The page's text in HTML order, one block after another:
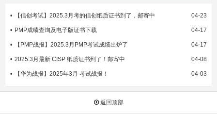
【信创考试】2025.3月考的信创纸质证书到了，邮寄中 04-23
PMP成绩查询及电子版证书下载 04-17
【PMP战报】2025.3月PMP考试成绩出炉了 04-17
2025.3月最新 CISP 纸质证书到了！邮寄中 04-08
【华为战报】2025年3月 考试战报！ 04-03
返回顶部